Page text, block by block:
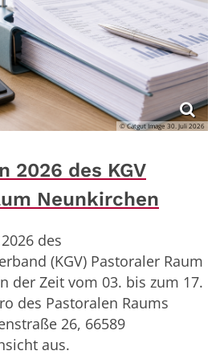
© Catgut Image 30. Juli 2026
2026 des KGV
Neunkirchen
des
(KGV) Pastoraler Raum
der Zeit vom 03. bis zum 17.
des Pastoralen Raums
26, 66589
aus.